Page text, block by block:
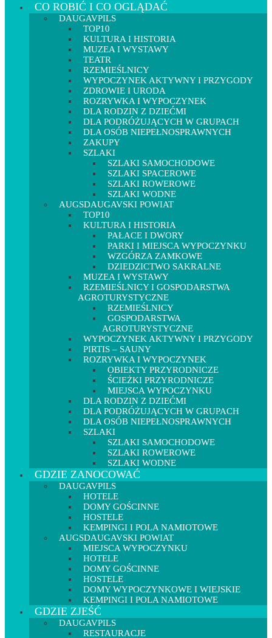
CO ROBIĆ I CO OGLĄDAĆ
DAUGAVPILS
TOP10
KULTURA I HISTORIA
MUZEA I WYSTAWY
TEATR
RZEMIEŚLNICY
WYPOCZYNEK AKTYWNY I PRZYGODY
ZDROWIE I URODA
ROZRYWKA I WYPOCZYNEK
DLA RODZIN Z DZIEĆMI
DLA PODRÓŻUJĄCYCH W GRUPACH
DLA OSÓB NIEPEŁNOSPRAWNYCH
ZAKUPY
SZLAKI
SZLAKI SAMOCHODOWE
SZLAKI SPACEROWE
SZLAKI ROWEROWE
SZLAKI WODNE
AUGSDAUGAVSKI POWIAT
TOP10
KULTURA I HISTORIA
PAŁACE I DWORY
PARKI I MIEJSCA WYPOCZYNKU
WZGÓRZA ZAMKOWE
DZIEDZICTWO SAKRALNE
MUZEA I WYSTAWY
RZEMIEŚLNICY I GOSPODARSTWA
AGROTURYSTYCZNE
RZEMIEŚLNICY
GOSPODARSTWA
AGROTURYSTYCZNE
WYPOCZYNEK AKTYWNY I PRZYGODY
PIRTIS – SAUNY
ROZRYWKA I WYPOCZYNEK
OBIEKTY PRZYRODNICZE
ŚCIEŻKI PRZYRODNICZE
MIEJSCA WYPOCZYNKU
DLA RODZIN Z DZIEĆMI
DLA PODRÓŻUJĄCYCH W GRUPACH
DLA OSÓB NIEPEŁNOSPRAWNYCH
SZLAKI
SZLAKI SAMOCHODOWE
SZLAKI ROWEROWE
SZLAKI WODNE
GDZIE ZANOCOWAĆ
DAUGAVPILS
HOTELE
DOMY GOŚCINNE
HOSTELE
KEMPINGI I POLA NAMIOTOWE
AUGSDAUGAVSKI POWIAT
MIEJSCA WYPOCZYNKU
HOTELE
DOMY GOŚCINNE
HOSTELE
DOMY WYPOCZYNKOWE I WIEJSKIE
KEMPINGI I POLA NAMIOTOWE
GDZIE ZJEŚĆ
DAUGAVPILS
RESTAURACJE